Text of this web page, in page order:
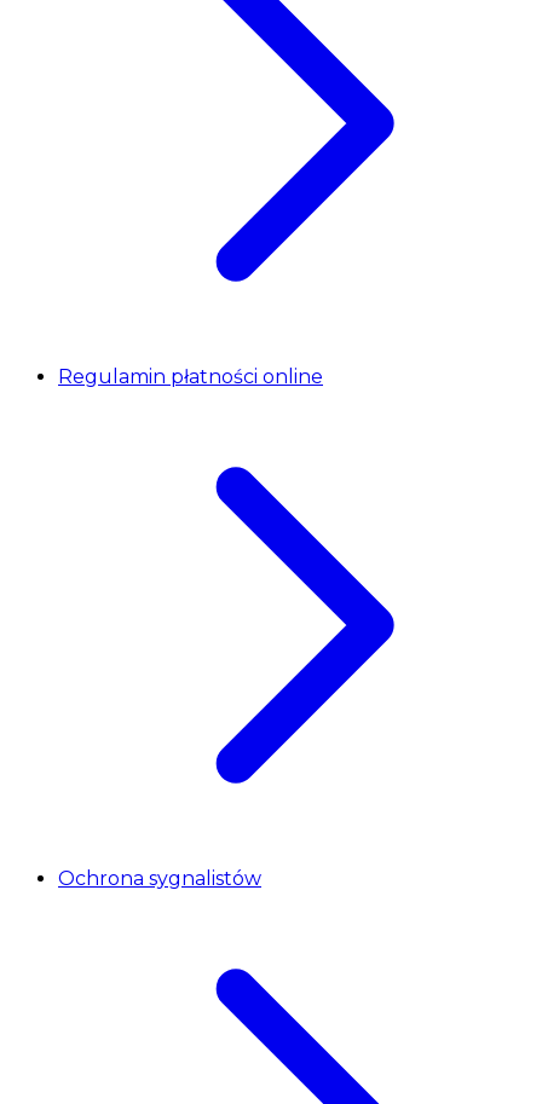
Regulamin płatności online
Ochrona sygnalistów